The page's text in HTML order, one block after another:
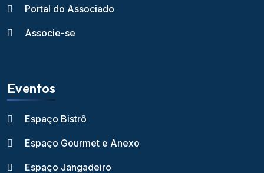
Portal do Associado
Associe-se
Eventos
Espaço Bistrô
Espaço Gourmet e Anexo
Espaço Jangadeiro